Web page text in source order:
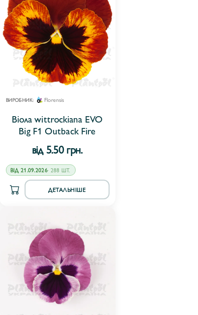
ВИРОБНИК: Florensis
Віола wittrockiana EVO
Big F1 Outback Fire
від 5.50 грн.
ВІД 21.09.2026· 288 ШТ.
ДЕТАЛЬНІШЕ